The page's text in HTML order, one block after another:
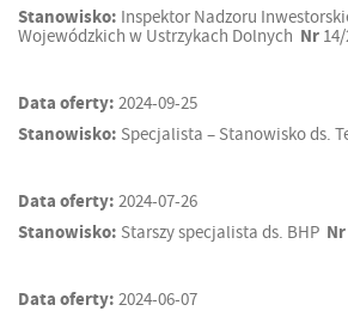
Stanowisko: Inspektor Nadzoru
Wojewódzkich w Ustrzykach Dolnych Nr
Data oferty: 2024-09-25
Stanowisko: Specjalista – Stanowisko ds.
Data oferty: 2024-07-26
Stanowisko: Starszy specjalista ds. BHP Nr
Data oferty: 2024-06-07